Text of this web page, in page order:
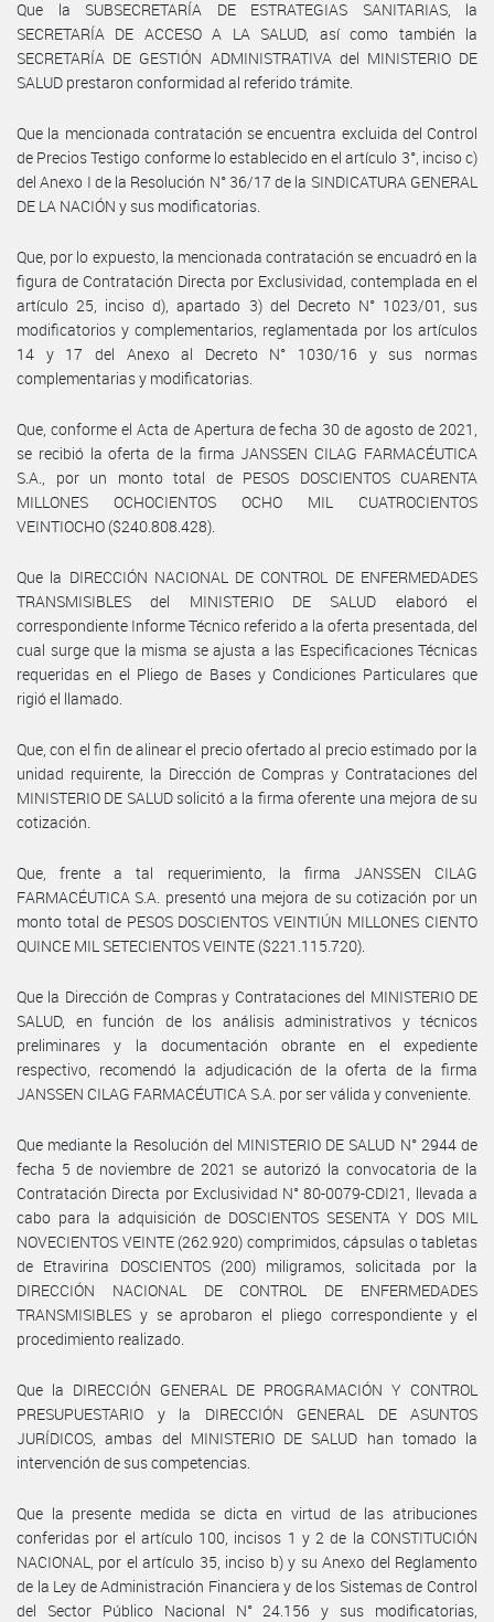
Que la SUBSECRETARÍA DE ESTRATEGIAS SANITARIAS, la
SECRETARÍA DE ACCESO A LA SALUD, así como también la
SECRETARÍA DE GESTIÓN ADMINISTRATIVA del MINISTERIO DE
SALUD prestaron conformidad al referido trámite.
Que la mencionada contratación se encuentra excluida del Control
de Precios Testigo conforme lo establecido en el artículo 3°, inciso c)
del Anexo I de la Resolución N° 36/17 de la SINDICATURA GENERAL
DE LA NACIÓN y sus modificatorias.
Que, por lo expuesto, la mencionada contratación se encuadró en la
figura de Contratación Directa por Exclusividad, contemplada en el
artículo 25, inciso d), apartado 3) del Decreto N° 1023/01, sus
modificatorios y complementarios, reglamentada por los artículos
14 y 17 del Anexo al Decreto N° 1030/16 y sus normas
complementarias y modificatorias.
Que, conforme el Acta de Apertura de fecha 30 de agosto de 2021,
se recibió la oferta de la firma JANSSEN CILAG FARMACÉUTICA
S.A., por un monto total de PESOS DOSCIENTOS CUARENTA
MILLONES OCHOCIENTOS OCHO MIL CUATROCIENTOS
VEINTIOCHO ($240.808.428).
Que la DIRECCIÓN NACIONAL DE CONTROL DE ENFERMEDADES
TRANSMISIBLES del MINISTERIO DE SALUD elaboró el
correspondiente Informe Técnico referido a la oferta presentada, del
cual surge que la misma se ajusta a las Especificaciones Técnicas
requeridas en el Pliego de Bases y Condiciones Particulares que
rigió el llamado.
Que, con el fin de alinear el precio ofertado al precio estimado por la
unidad requirente, la Dirección de Compras y Contrataciones del
MINISTERIO DE SALUD solicitó a la firma oferente una mejora de su
cotización.
Que, frente a tal requerimiento, la firma JANSSEN CILAG
FARMACÉUTICA S.A. presentó una mejora de su cotización por un
monto total de PESOS DOSCIENTOS VEINTIÚN MILLONES CIENTO
QUINCE MIL SETECIENTOS VEINTE ($221.115.720).
Que la Dirección de Compras y Contrataciones del MINISTERIO DE
SALUD, en función de los análisis administrativos y técnicos
preliminares y la documentación obrante en el expediente
respectivo, recomendó la adjudicación de la oferta de la firma
JANSSEN CILAG FARMACÉUTICA S.A. por ser válida y conveniente.
Que mediante la Resolución del MINISTERIO DE SALUD N° 2944 de
fecha 5 de noviembre de 2021 se autorizó la convocatoria de la
Contratación Directa por Exclusividad N° 80-0079-CDI21, llevada a
cabo para la adquisición de DOSCIENTOS SESENTA Y DOS MIL
NOVECIENTOS VEINTE (262.920) comprimidos, cápsulas o tabletas
de Etravirina DOSCIENTOS (200) miligramos, solicitada por la
DIRECCIÓN NACIONAL DE CONTROL DE ENFERMEDADES
TRANSMISIBLES y se aprobaron el pliego correspondiente y el
procedimiento realizado.
Que la DIRECCIÓN GENERAL DE PROGRAMACIÓN Y CONTROL
PRESUPUESTARIO y la DIRECCIÓN GENERAL DE ASUNTOS
JURÍDICOS, ambas del MINISTERIO DE SALUD han tomado la
intervención de sus competencias.
Que la presente medida se dicta en virtud de las atribuciones
conferidas por el artículo 100, incisos 1 y 2 de la CONSTITUCIÓN
NACIONAL, por el artículo 35, inciso b) y su Anexo del Reglamento
de la Ley de Administración Financiera y de los Sistemas de Control
del Sector Público Nacional N° 24.156 y sus modificatorias,